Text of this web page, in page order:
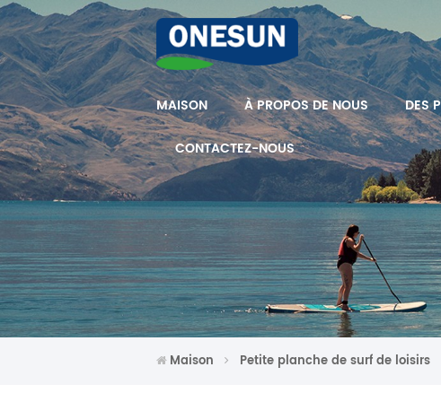
MAISON À PROPOS DE NOUS DES
CONTACTEZ-NOUS
Maison Petite planche de surf de loisirs